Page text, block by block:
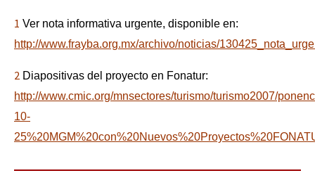
1 Ver nota informativa urgente, disponible en:
http://www.frayba.org.mx/archivo/noticias/
2 Diapositivas del proyecto en Fonatur:
http://www.cmic.org/mnsectores/turismo/turismo2007/
10-